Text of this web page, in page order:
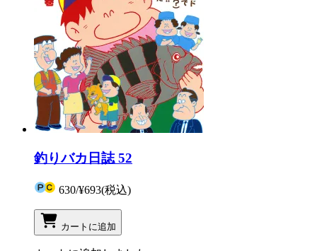
釣りバカ日誌 52
630/¥693(税込)
カートに追加